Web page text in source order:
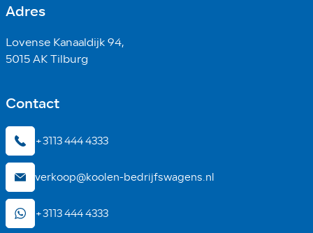
Adres
Lovense Kanaaldijk 94,
5015 AK Tilburg
Contact
+3113 444 4333
verkoop@koolen-bedrijfswagens.nl
+3113 444 4333